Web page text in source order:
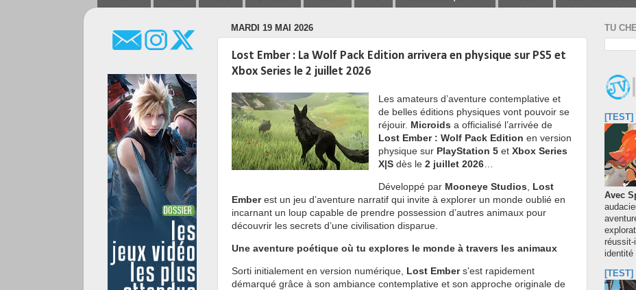
MARDI 19 MAI 2026
Lost Ember : La Wolf Pack Edition arrivera en physique sur PS5 et
Xbox Series le 2 juillet 2026
Les amateurs d’aventure contemplative et
de belles éditions physiques vont pouvoir se
réjouir. Microids a officialisé l’arrivée de
Lost Ember : Wolf Pack Edition en version
physique sur PlayStation 5et Xbox Series
X|Sdès le 2 juillet 2026…
Développé par Mooneye Studios
Lost
Emberest un jeu d’aventure narratif qui invite à explorer un monde oublié en
incarnant un loup capable de prendre possession d’autres animaux pour
découvrir les secrets d’une civilisation disparue.
Une aventure poétique où tu explores le monde à travers les animaux
Sorti initialement en version numérique, Lost Embers’est rapidement
démarqué grâce à son ambiance contemplative et son approche originale de
TU
[TEST]
Avec
réussit-
identité
[TEST]